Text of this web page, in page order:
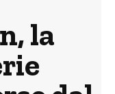
la